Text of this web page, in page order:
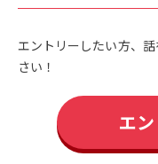
エントリーしたい方、
さい！
エ